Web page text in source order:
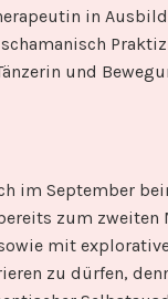
in
und
im September
zum zweiten
mit
zu dürfen,